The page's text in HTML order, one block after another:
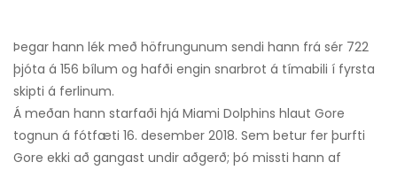
Þegar hann lék með höfrungunum sendi hann frá sér 722
þjóta á 156 bílum og hafði engin snarbrot á tímabili í fyrsta
skipti á ferlinum.
Á meðan hann starfaði hjá Miami Dolphins hlaut Gore
tognun á fótfæti 16. desember 2018. Sem betur fer þurfti
Gore ekki að gangast undir aðgerð; þó missti hann af